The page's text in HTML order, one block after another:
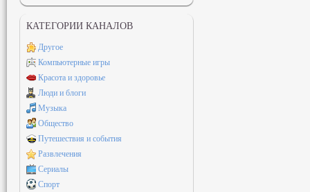
КАТЕГОРИИ КАНАЛОВ
Другое
Компьютерные игры
Красота и здоровье
Люди и блоги
Музыка
Общество
Путешествия и события
Развлечения
Сериалы
Спорт